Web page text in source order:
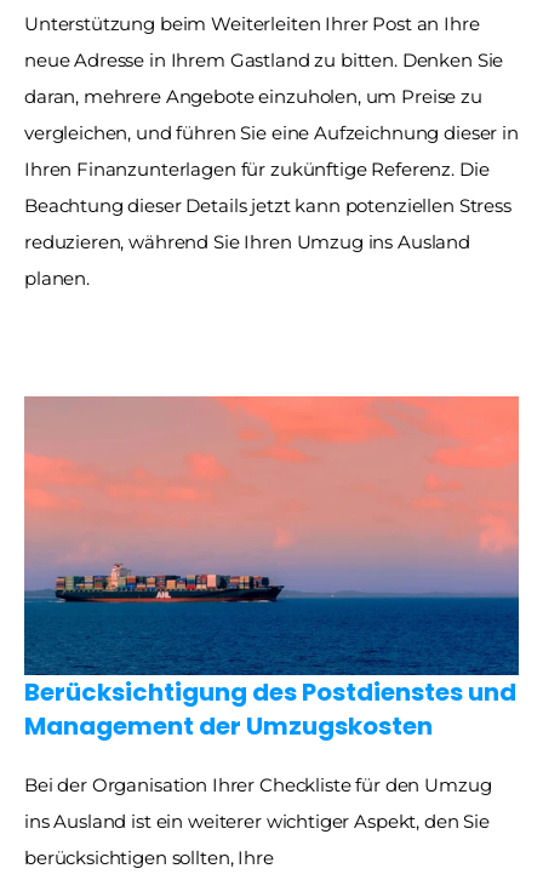
Unterstützung beim Weiterleiten Ihrer Post an Ihre
neue Adresse in Ihrem Gastland zu bitten. Denken Sie
daran, mehrere Angebote einzuholen, um Preise zu
vergleichen, und führen Sie eine Aufzeichnung dieser in
Ihren Finanzunterlagen für zukünftige Referenz. Die
Beachtung dieser Details jetzt kann potenziellen Stress
reduzieren, während Sie Ihren Umzug ins Ausland
planen.
Berücksichtigung des Postdienstes und
Management der Umzugskosten
Bei der Organisation Ihrer Checkliste für den Umzug
ins Ausland ist ein weiterer wichtiger Aspekt, den Sie
berücksichtigen sollten, Ihre